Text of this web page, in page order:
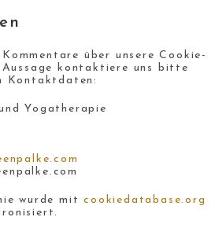
über unsere Cookie-
kontaktiere uns bitte
Kontaktdaten:
Yogatherapie
wurde mitcookiedatabase.org